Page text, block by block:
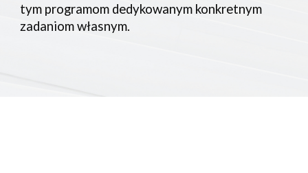
tym programom dedykowanym konkretnym
zadaniom własnym.